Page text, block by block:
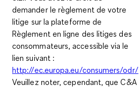
demander le règlement de votre
litige sur la plateforme de
Règlement en ligne des litiges des
consommateurs, accessible via le
lien suivant :
http://ec.europa.eu/consumers/odr/
Veuillez noter, cependant, que C&A